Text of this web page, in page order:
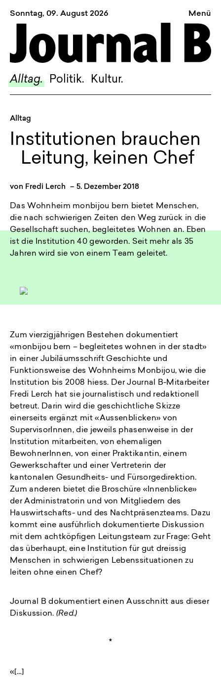
Sonntag, 09. August 2026
Alltag. Politik. Kultur.
Menü
Sagt, was Bern bewegt
Alltag.
Politik.
Kultur.
Dossier.
Suche.
INSTAGRAM
BLUESKY
Alltag
Institutionen brauchen
Leitung, keinen Chef
von Fredi Lerch – 5. Dezember 2018
Das Wohnheim monbijou bern bietet Menschen,
die nach schwierigen Zeiten den Weg zurück in die
Gesellschaft suchen, begleitetes Wohnen an. Eben
ist die Institution 40 geworden. Seit mehr als 35
Jahren wird sie von einem Team geleitet.
Zum vierzigjährigen Bestehen dokumentiert
«monbijou bern – begleitetes wohnen in der stadt»
in einer Jubiläumsschrift Geschichte und
Funktionsweise des Wohnheims Monbijou, wie die
Institution bis 2008 hiess. Der Journal B-Mitarbeiter
Fredi Lerch hat sie journalistisch und redaktionell
betreut. Darin wird die geschichtliche Skizze
einerseits ergänzt mit «Aussenblicken» von
SupervisorInnen, die jeweils phasenweise in der
Institution mitarbeiten, von ehemaligen
BewohnerInnen, von einer Praktikantin, einem
Gewerkschafter und einer Vertreterin der
kantonalen Gesundheits- und Fürsorgedirektion.
Zum anderen bietet die Broschüre «Innenblicke»
der Administratorin und von Mitgliedern des
Hauswirtschafts- und des Nachtpräsenzteams. Dazu
kommt eine ausführlich dokumentierte Diskussion
mit dem achtköpfigen Leitungsteam zur Frage: Geht
das überhaupt, eine Institution für gut dreissig
Menschen in schwierigen Lebenssituationen zu
leiten ohne einen Chef?
Journal B dokumentiert einen Ausschnitt aus dieser
Diskussion. (Red.)
*
«[…]